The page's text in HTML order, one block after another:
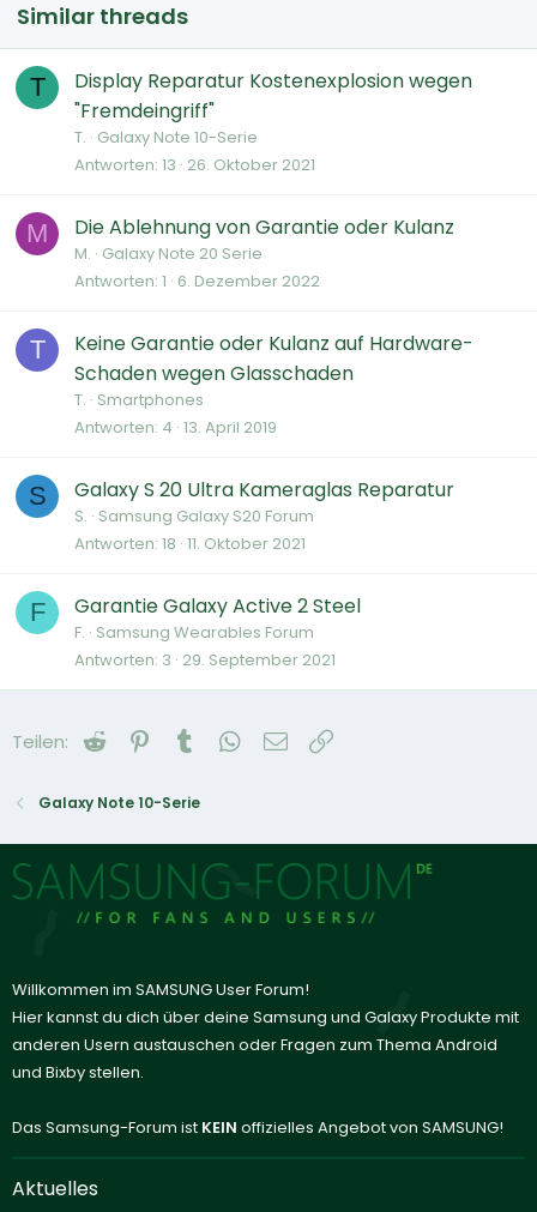
Similar threads
T
Display Reparatur Kostenexplosion wegen
"Fremdeingriff"
T. Galaxy Note 10-Serie
Antworten 13 26. Oktober 2021
M Die Ablehnung von Garantie oder Kulanz
M. Galaxy Note 20 Serie
Antworten 1 6. Dezember 2022
T
Keine Garantie oder Kulanz auf Hardware-
Schaden wegen Glasschaden
T. Smartphones
Antworten 4 13. April 2019
S Galaxy S 20 Ultra Kameraglas Reparatur
S. Samsung Galaxy S20 Forum
Antworten 18 11. Oktober 2021
F Garantie Galaxy Active 2 Steel
F. Samsung Wearables Forum
Antworten 3 29. September 2021
Teilen: Reddit Pinterest
Tumblr WhatsApp
E-Mail
Galaxy Note 10-Serie
Willkommen im SAMSUNG User Forum!
Hier kannst du dich über deine Samsung und Galaxy Produkte mit
anderen Usern austauschen oder Fragen zum Thema Android
und Bixby stellen.
Das Samsung-Forum ist KEIN offizielles Angebot von SAMSUNG!
Aktuelles